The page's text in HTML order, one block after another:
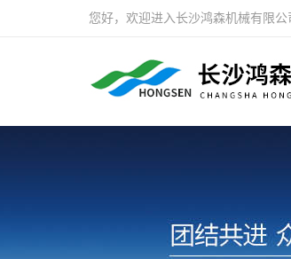
您好，欢迎进入长沙鸿森机械有限公